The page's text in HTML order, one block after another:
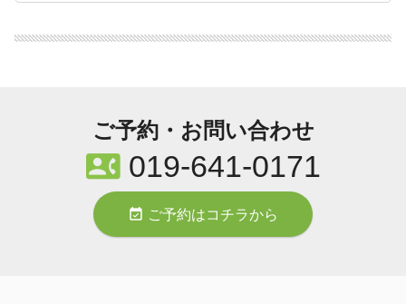
ご予約・お問い合わせ
contact_phone019-641-0171
event_available ご予約はコチラから